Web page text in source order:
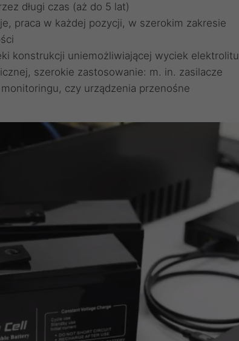
długi czas (aż do 5 lat)
praca w każdej pozycji, w szerokim zakresie
konstrukcji uniemożliwiającej wyciek elektrolitu
szerokie zastosowanie: m. in. zasilacze
czy urządzenia przenośne